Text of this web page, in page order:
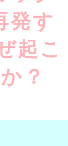
発す
起こ
？